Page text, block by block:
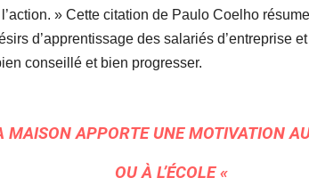
l’action. » Cette citation de Paulo Coelho
d’apprentissage des salariés d’entreprise
conseillé et bien progresser.
APPORTE UNE MOTIVATION
OU À L’ÉCOLE «